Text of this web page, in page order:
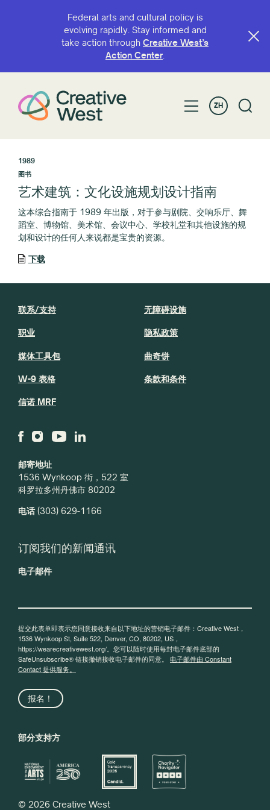
Federal arts and cultural policy is
evolving rapidly. Stay informed and
take action through Creative West’s
Action Center.
ZH
1989
图书
艺术建筑：文化设施规划设计指南
这本综合指南于 1989 年出版，对于参与剧院、交响乐厅、舞
蹈室、博物馆、美术馆、会议中心、学校礼堂和其他设施的规
划和设计的任何人来说都是宝贵的资源。
下载
邮寄地址
1536 Wynkoop 街，522 室
科罗拉多州丹佛市 80202
电话(303) 629-1166
联系/支持
职业
媒体工具包
W-9 表格
信诺 MRF
无障碍设施
隐私政策
曲奇饼
条款和条件
订阅我们的新闻通讯
电子邮件
提交此表单即表示您同意接收来自以下地址的营销电子邮件：Creative West，
1536 Wynkoop St, Suite 522, Denver, CO, 80202, US，
https://wearecreativewest.org/。您可以随时使用每封电子邮件底部的
SafeUnsubscribe® 链接撤销接收电子邮件的同意。 电子邮件由 Constant
Contact 提供服务。
报名！
部分支持方
© 2026 Creative West